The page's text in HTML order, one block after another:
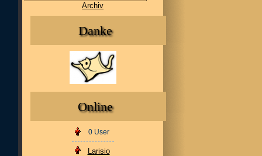
Archiv
Danke
Online
0 User
Larisio